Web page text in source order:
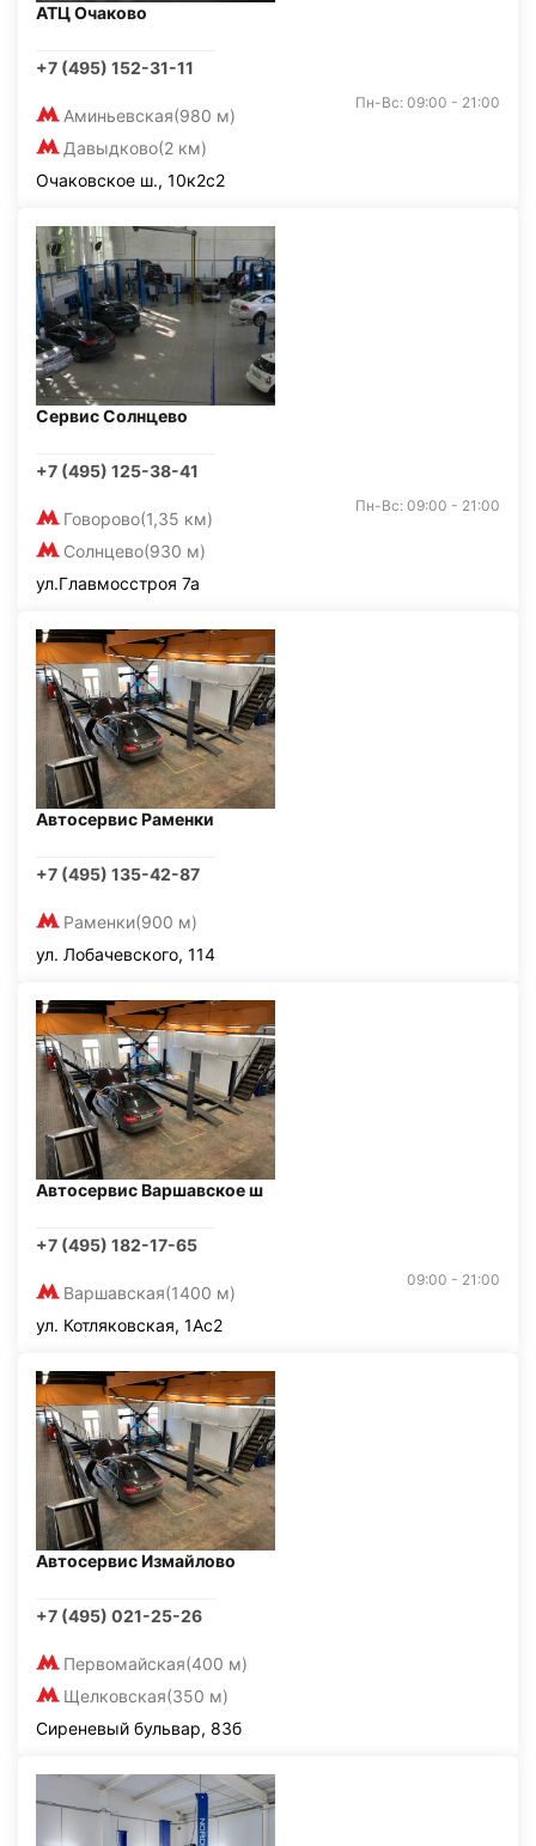
АТЦ Очаково
+7 (495) 152-31-11
Аминьевская(980 м)
Давыдково(2 км)
Пн-Вс: 09:00 - 21:00
Очаковское ш., 10к2с2
Сервис Солнцево
+7 (495) 125-38-41
Говорово(1,35 км)
Солнцево(930 м)
Пн-Вс: 09:00 - 21:00
ул.Главмосстроя 7а
Автосервис Раменки
+7 (495) 135-42-87
Раменки(900 м)
ул. Лобачевского, 114
Автосервис Варшавское ш
+7 (495) 182-17-65
Варшавская(1400 м)
09:00 - 21:00
ул. Котляковская, 1Ас2
Автосервис Измайлово
+7 (495) 021-25-26
Первомайская(400 м)
Щелковская(350 м)
Сиреневый бульвар, 83б